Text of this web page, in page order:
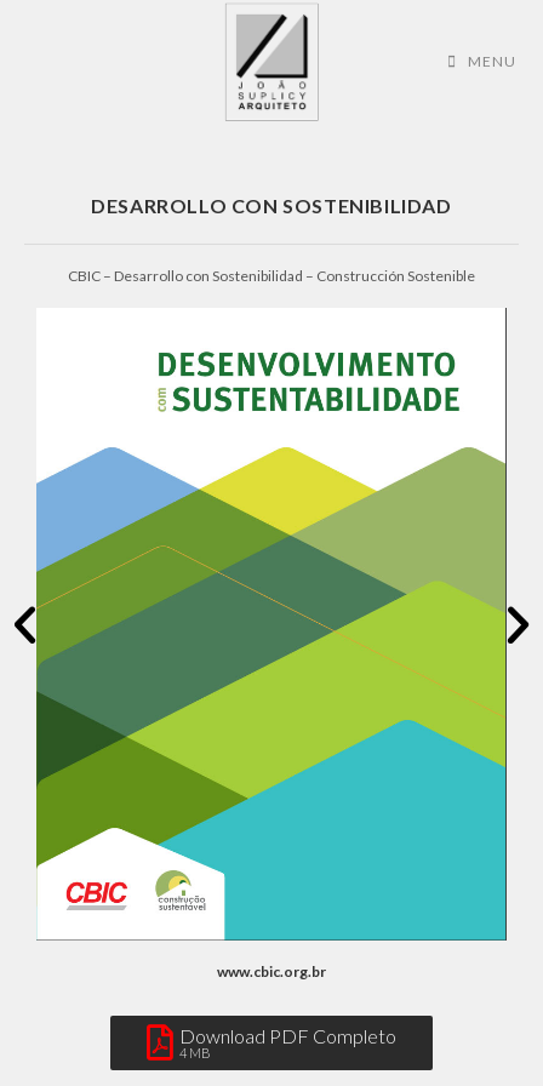
MENU
DESARROLLO CON SOSTENIBILIDAD
CBIC – Desarrollo con Sostenibilidad – Construcción Sostenible
www.cbic.org.br
Download PDF Completo
4 MB